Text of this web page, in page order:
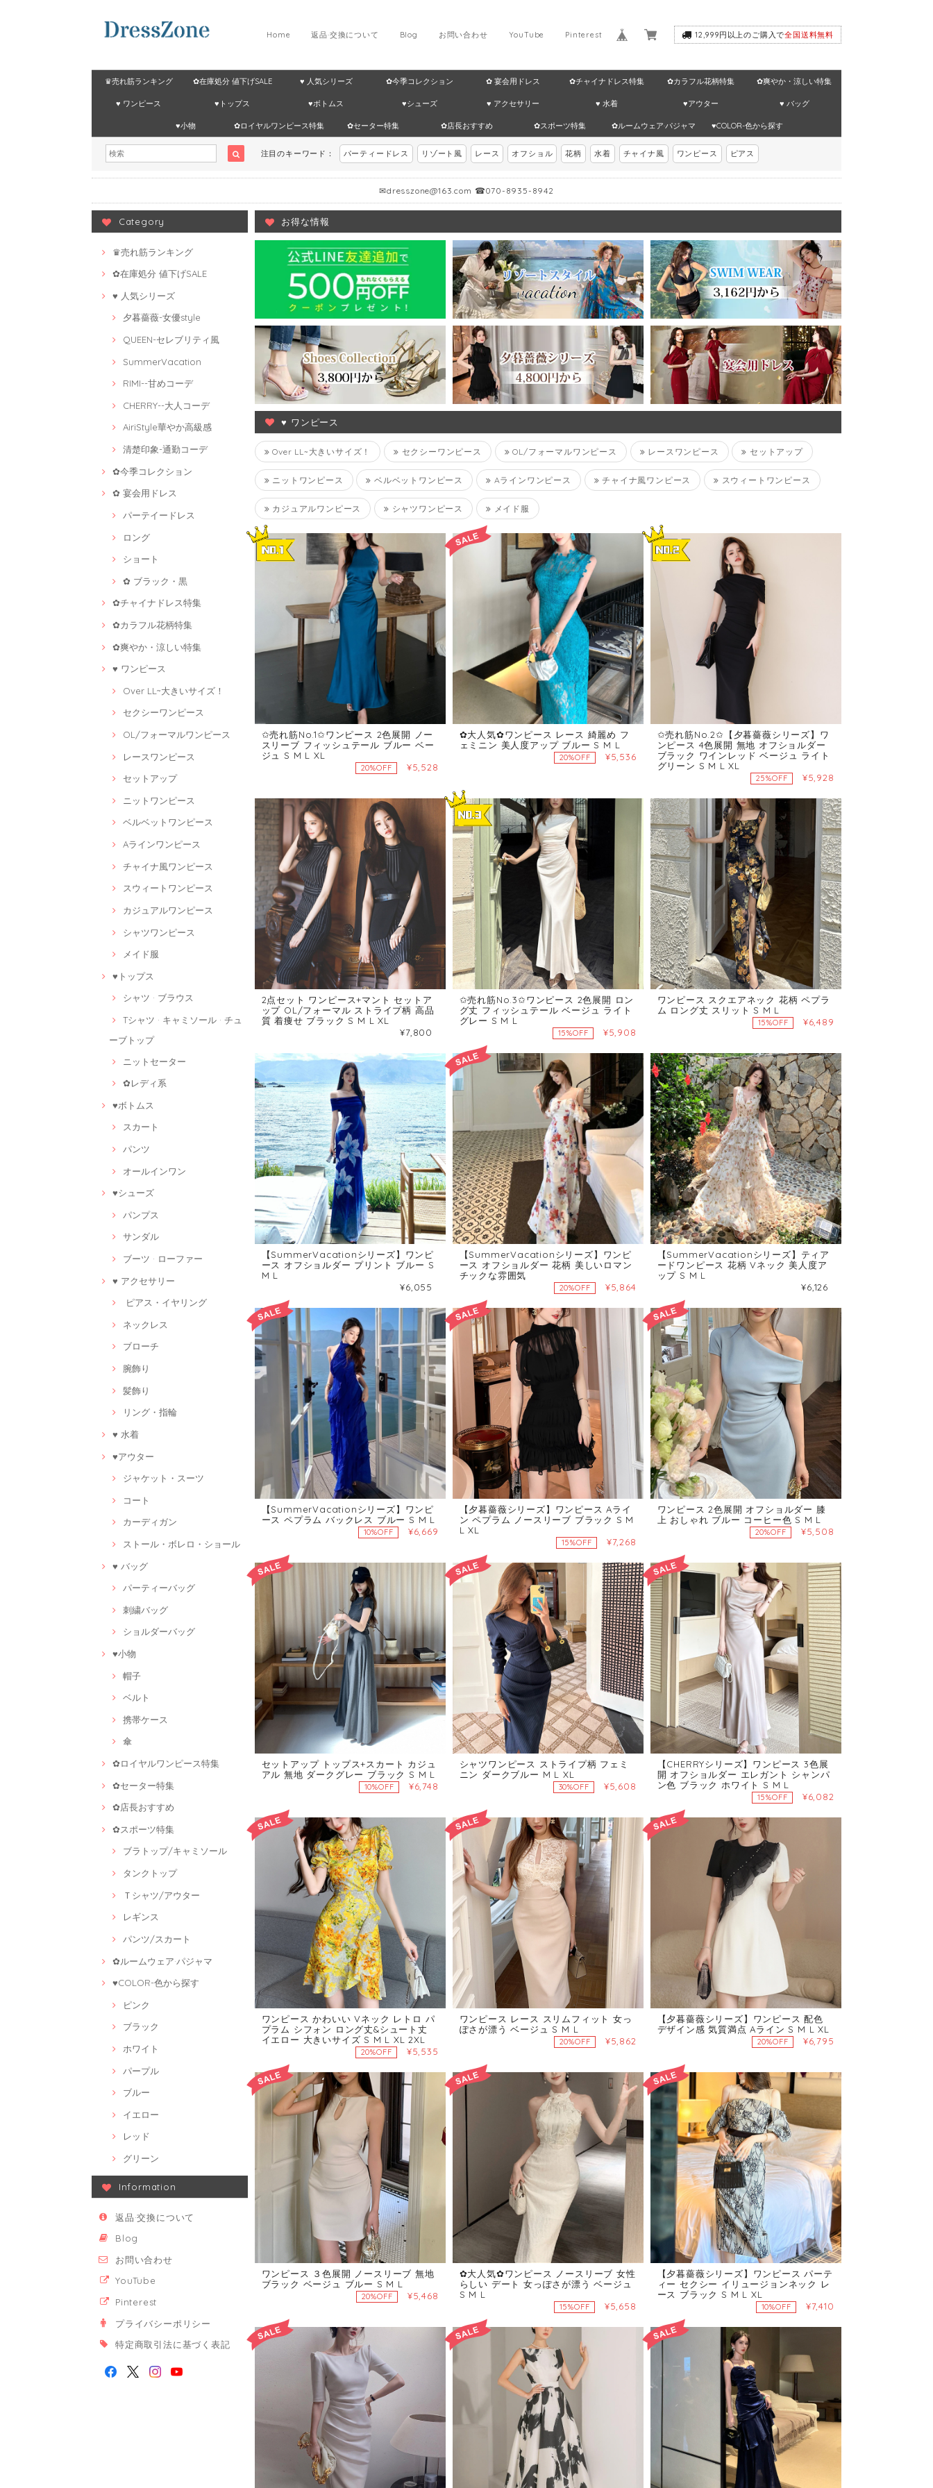
12,999円以上のご購入で全国送料無料
Pinterest
YouTube
お問い合わせ
Blog
返品·交換について
Home
♛売れ筋ランキング ✿在庫処分 値下げSALE ♥ 人気シリーズ ✿今季コレクション ✿ 宴会用ドレス ✿チャイナドレス特集 ✿カラフル花柄特集 ✿爽やか・涼しい特集
♥ ワンピース ♥トップス ♥ボトムス ♥シューズ ♥ アクセサリー ♥ 水着 ♥アウター ♥ バッグ
♥小物 ✿ロイヤルワンピース特集 ✿セーター特集 ✿店長おすすめ ✿スポーツ特集 ✿ルームウェア·パジャマ ♥COLOR-色から探す
注目のキーワード： パーティードレス リゾート風 レース オフショル 花柄 水着 チャイナ風 ワンピース ピアス
✉dresszone@163.com ☎070-8935-8942
Category
♛売れ筋ランキング
✿在庫処分 値下げSALE
♥ 人気シリーズ
夕暮薔薇-女優style
QUEEN-セレブリティ風
SummerVacation
RIMI--甘めコーデ
CHERRY--大人コーデ
AiriStyle華やか高級感
清楚印象-通勤コーデ
✿今季コレクション
✿ 宴会用ドレス
パーテイードレス
ロング
ショート
✿ ブラック・黒
✿チャイナドレス特集
✿カラフル花柄特集
✿爽やか・涼しい特集
♥ ワンピース
Over LL~大きいサイズ！
セクシーワンピース
OL/フォーマルワンピース
レースワンピース
セットアップ
ニットワンピース
ベルベットワンピース
Aラインワンピース
チャイナ風ワンピース
スウィートワンピース
カジュアルワンピース
シャツワンピース
メイド服
♥トップス
シャツ · ブラウス
Tシャツ · キャミソール · チュ
ーブトップ
ニットセーター
✿レディ系
♥ボトムス
スカート
パンツ
オールインワン
♥シューズ
パンプス
サンダル
ブーツ · ローファー
♥ アクセサリー
ピアス・イヤリング
ネックレス
ブローチ
腕飾り
髪飾り
リング・指輪
♥ 水着
♥アウター
ジャケット・スーツ
コート
カーディガン
ストール・ボレロ・ショール
♥ バッグ
パーティーバッグ
刺繍バッグ
ショルダーバッグ
♥小物
帽子
ベルト
携帯ケース
傘
✿ロイヤルワンピース特集
✿セーター特集
✿店長おすすめ
✿スポーツ特集
ブラトップ/キャミソール
タンクトップ
Ｔシャツ/アウター
レギンス
パンツ/スカート
✿ルームウェア·パジャマ
♥COLOR-色から探す
ピンク
ブラック
ホワイト
パープル
ブルー
イエロー
レッド
グリーン
Information
返品·交換について
Blog
お問い合わせ
YouTube
Pinterest
プライバシーポリシー
特定商取引法に基づく表記
お得な情報
♥ ワンピース
Over LL~大きいサイズ！ セクシーワンピース OL/フォーマルワンピース レースワンピース セットアップ
ニットワンピース ベルベットワンピース Aラインワンピース チャイナ風ワンピース スウィートワンピース
カジュアルワンピース シャツワンピース メイド服
✩売れ筋No.1✩ワンピース 2色展開 ノー
スリーブ フィッシュテール ブルー ベー
ジュ S M L XL
20%OFF ¥5,528
✿大人気✿ワンピース レース 綺麗め フ
ェミニン 美人度アップ ブルー S M L
20%OFF ¥5,536
✩売れ筋No.2✩【夕暮薔薇シリーズ】ワ
ンピース 4色展開 無地 オフショルダー
ブラック ワインレッド ベージュ ライト
グリーン S M L XL
25%OFF ¥5,928
2点セット ワンピース+マント セットア
ップ OL/フォーマル ストライプ柄 高品
質 着痩せ ブラック S M L XL
¥7,800
✩売れ筋No.3✩ワンピース 2色展開 ロン
グ丈 フィッシュテール ベージュ ライト
グレー S M L
15%OFF ¥5,908
ワンピース スクエアネック 花柄 ペプラ
ム ロング丈 スリット S M L
15%OFF ¥6,489
【SummerVacationシリーズ】ワンピ
ース オフショルダー プリント ブルー S
M L
¥6,055
【SummerVacationシリーズ】ワンピ
ース オフショルダー 花柄 美しいロマン
チックな雰囲気
20%OFF ¥5,864
【SummerVacationシリーズ】ティア
ードワンピース 花柄 Vネック 美人度ア
ップ S M L
¥6,126
【SummerVacationシリーズ】ワンピ
ース ペプラム バックレス ブルー S M L
10%OFF ¥6,669
【夕暮薔薇シリーズ】ワンピース Aライ
ン ペプラム ノースリーブ ブラック S M
L XL
15%OFF ¥7,268
ワンピース 2色展開 オフショルダー 膝
上 おしゃれ ブルー コーヒー色 S M L
20%OFF ¥5,508
セットアップ トップス+スカート カジュ
アル 無地 ダークグレー ブラック S M L
10%OFF ¥6,748
シャツワンピース ストライプ柄 フェミ
ニン ダークブルー M L XL
30%OFF ¥5,608
【CHERRYシリーズ】ワンピース 3色展
開 オフショルダー エレガント シャンパ
ン色 ブラック ホワイト S M L
15%OFF ¥6,082
ワンピース かわいい Vネック レトロ パ
プラム シフォン ロング丈&シュート丈
イエロー 大きいサイズ S M L XL 2XL
20%OFF ¥5,535
ワンピース レース スリムフィット 女っ
ぽさが漂う ベージュ S M L
20%OFF ¥5,862
【夕暮薔薇シリーズ】ワンピース 配色
デザイン感 気質満点 Aライン S M L XL
20%OFF ¥6,795
ワンピース ３色展開 ノースリーブ 無地
ブラック ベージュ ブルー S M L
20%OFF ¥5,468
✿大人気✿ワンピース ノースリーブ 女性
らしい デート 女っぽさが漂う ベージュ
S M L
15%OFF ¥5,658
【夕暮薔薇シリーズ】ワンピース パーテ
ィー セクシー イリュージョンネック レ
ース ブラック S M L XL
10%OFF ¥7,410